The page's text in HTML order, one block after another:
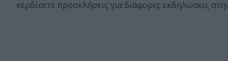
κερδίσετε προσκλήσεις για διάφορες εκδηλώσεις